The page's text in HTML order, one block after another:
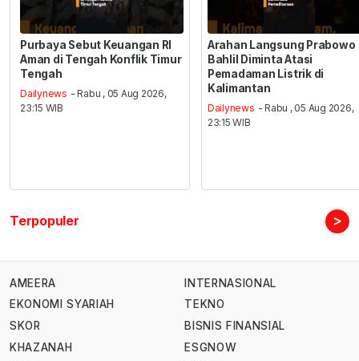
Purbaya Sebut Keuangan RI
Aman di Tengah Konflik Timur
Tengah
Dailynews - Rabu , 05 Aug 2026,
23:15 WIB
Arahan Langsung Prabowo
Bahlil Diminta Atasi
Pemadaman Listrik di
Kalimantan
Dailynews - Rabu , 05 Aug 2026,
23:15 WIB
Terpopuler >
AMEERA
EKONOMI SYARIAH
SKOR
KHAZANAH
INTERNASIONAL
TEKNO
BISNIS FINANSIAL
ESGNOW